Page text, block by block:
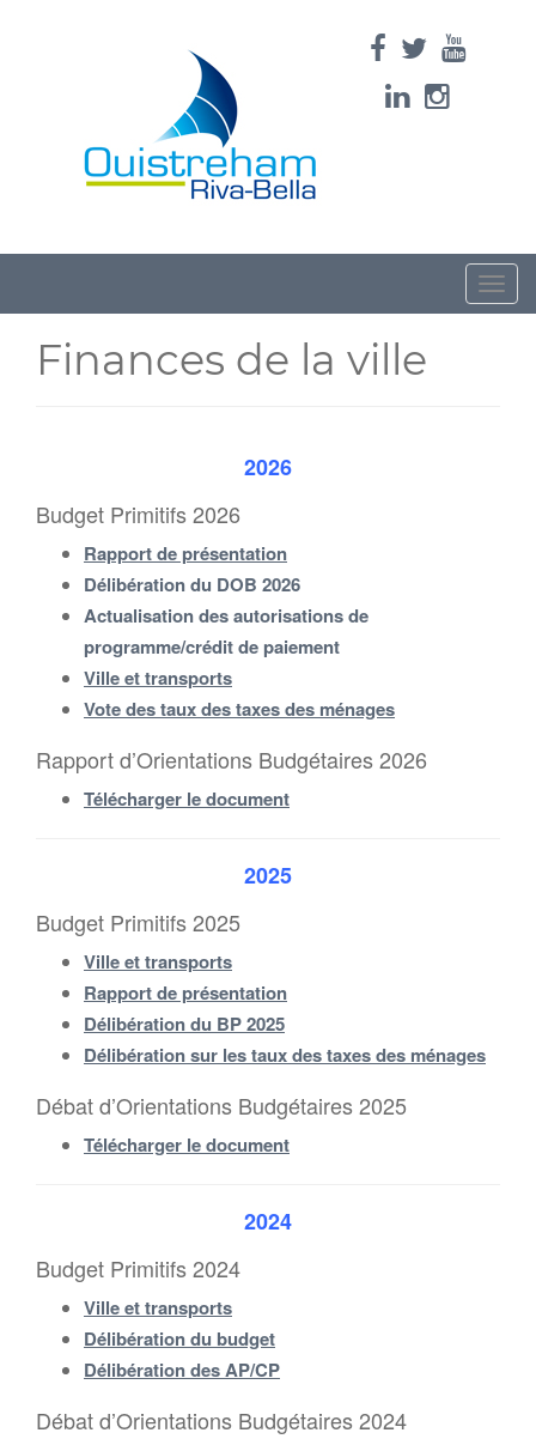
Toggle
Finances de la ville
2026
Budget Primitifs 2026
Rapport de présentation
Délibération du DOB 2026
Actualisation des autorisations de
programme/crédit de paiement
Ville et transports
Vote des taux des taxes des ménages
Rapport d’Orientations Budgétaires 2026
Télécharger le document
2025
Budget Primitifs 2025
Ville et transports
Rapport de présentation
Délibération du BP 2025
Délibération sur les taux des taxes des ménages
Débat d’Orientations Budgétaires 2025
Télécharger le document
2024
Budget Primitifs 2024
Ville et transports
Délibération du budget
Délibération des AP/CP
Débat d’Orientations Budgétaires 2024